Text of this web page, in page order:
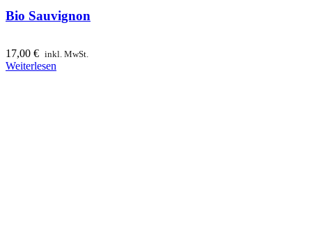
Bio Sauvignon
17,00 € inkl. MwSt.
Weiterlesen